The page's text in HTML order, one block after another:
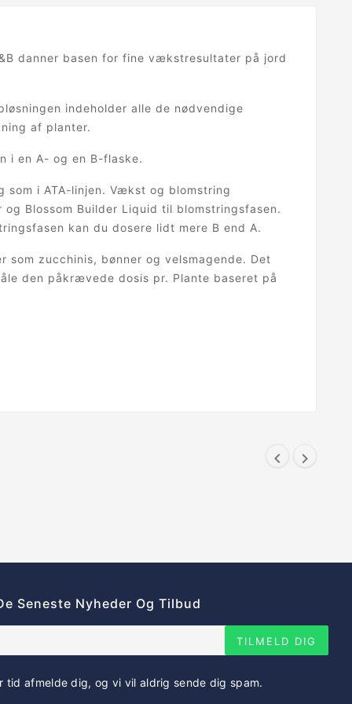
danner basen for fine vækstresultater på jord
indeholder alle de nødvendige
af planter.
i en A- og en B-flaske.
i ATA-linjen. Vækst og blomstring
Blossom Builder Liquid til blomstringsfasen.
kan du dosere lidt mere B end A.
zucchinis, bønner og velsmagende. Det
den påkrævede dosis pr. Plante baseret på
 
Seneste Nyheder Og Tilbud
TILMELD DIG
tid afmelde dig, og vi vil aldrig sende dig spam.